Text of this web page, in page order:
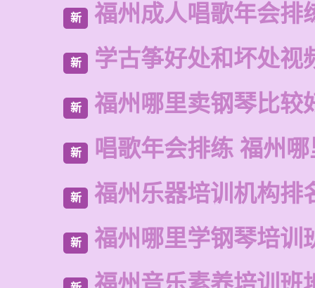
新 福州成人唱歌年会排
新 学古筝好处和坏处视
新 福州哪里卖钢琴比较
新 唱歌年会排练 福州
新 福州乐器培训机构排
新 福州哪里学钢琴培训